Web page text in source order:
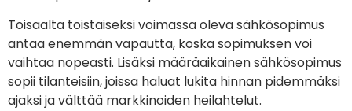
Toisaalta toistaiseksi voimassa oleva sähkösopimus
antaa enemmän vapautta, koska sopimuksen voi
vaihtaa nopeasti. Lisäksi määräaikainen sähkösopimus
sopii tilanteisiin, joissa haluat lukita hinnan pidemmäksi
ajaksi ja välttää markkinoiden heilahtelut.